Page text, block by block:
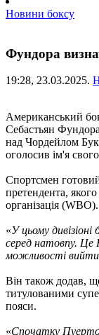
Новини боксу
Фундора
19:28, 23.03.2025.
Американський
Себастьян
над Чордейлом
оголосив ім'я
Спортсмен
претендента,
організація (WBO).
«У цьому дивізіоні
серед натовпу. Це
можливості вийти
Він також додав,
титулованими
пояси.
«Спочатку